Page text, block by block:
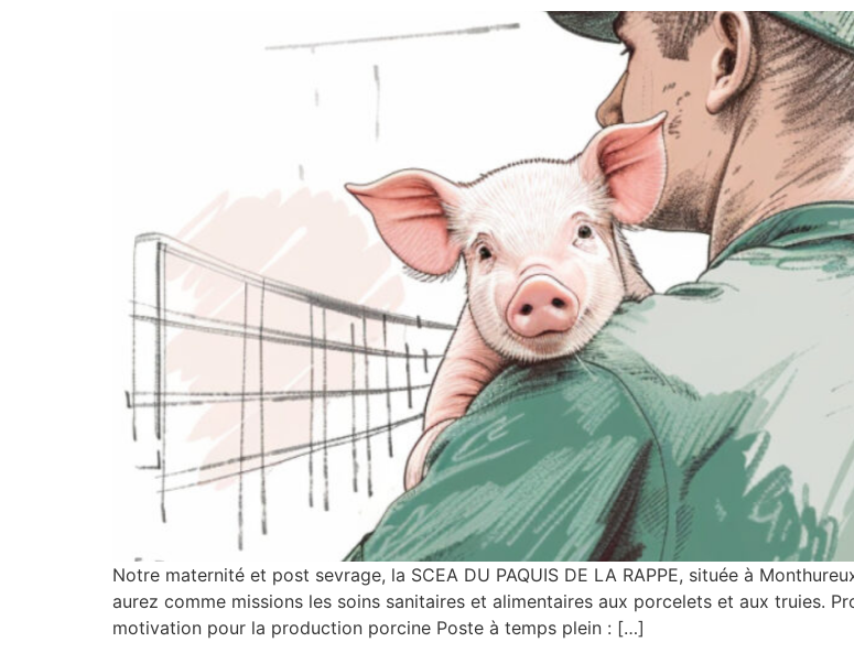
Notre maternité et post sevrage, la SCEA DU PAQUIS DE LA RAPPE, située à
aurez comme missions les soins sanitaires et alimentaires aux porcelets et aux truies.
motivation pour la production porcine Poste à temps plein : […]